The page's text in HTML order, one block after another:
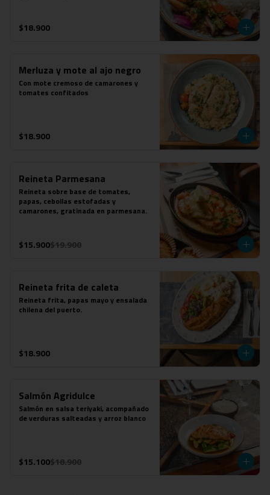
$18.900
Merluza y mote al ajo negro
Con mote cremoso de camarones y
tomates confitados
$18.900
Reineta Parmesana
Reineta sobre base de tomates,
papas, cebollas estofadas y
camarones, gratinada en parmesana.
$15.900$19.900
Reineta frita de caleta
Reineta frita, papas mayo y ensalada
chilena del puerto.
$18.900
Salmón Agridulce
Salmón en salsa teriyaki, acompañado
de verduras salteadas y arroz blanco
$15.100$18.900